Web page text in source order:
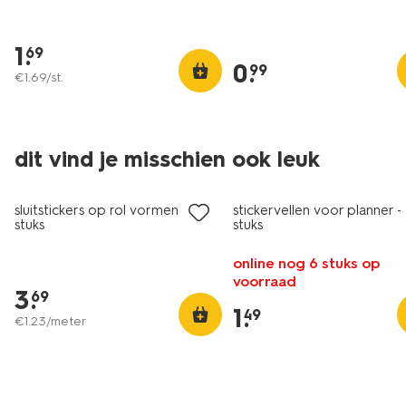
1.
69
€1.69/st. 0.
99
dit vind je misschien ook leuk
sluitstickers op rol vormen - 60
stuks
3.
69
€1.23/meter
stickervellen voor planner -
stuks
online nog 6 stuks op
voorraad
1.
49